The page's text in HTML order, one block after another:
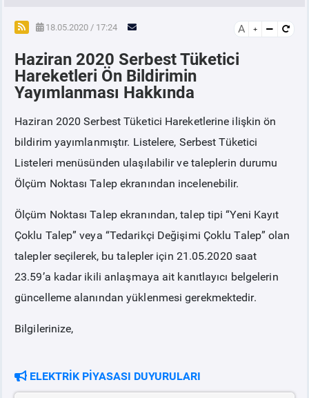
SPOT ELEKTRİK PİYASALARI
ÖRNEK FİNANS BELGELERİ
VADELİ ELEKTRİK PİYASASI
PİYASAKAYITSÜRECİ
SERBEST TÜKETİCİ
MALİ UZLAŞTIRMA
TEMİNAT
BÜLTENLER
BT HİZMET YÖNETİM SİSTEMİ POLİTİKAMIZ
18.05.2020 / 17:24 A
Haziran 2020 Serbest Tüketici
Hareketleri Ön Bildirimin
Yayımlanması Hakkında
Haziran 2020 Serbest Tüketici Hareketlerine ilişkin ön
bildirim yayımlanmıştır. Listelere, Serbest Tüketici
Listeleri menüsünden ulaşılabilir ve taleplerin durumu
Ölçüm Noktası Talep ekranından incelenebilir.
Ölçüm Noktası Talep ekranından, talep tipi “Yeni Kayıt
Çoklu Talep” veya “Tedarikçi Değişimi Çoklu Talep” olan
talepler seçilerek, bu talepler için 21.05.2020 saat
23.59’a kadar ikili anlaşmaya ait kanıtlayıcı belgelerin
güncelleme alanından yüklenmesi gerekmektedir.
Bilgilerinize,
ELEKTRİK PİYASASI DUYURULARI